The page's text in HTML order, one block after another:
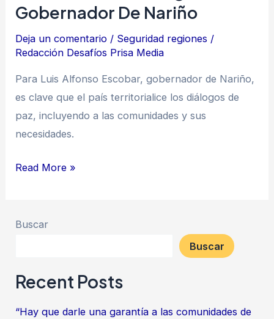
Gobernador De Nariño
Deja un comentario / Seguridad regiones /
Redacción Desafíos Prisa Media
Para Luis Alfonso Escobar, gobernador de Nariño,
es clave que el país territorialice los diálogos de
paz, incluyendo a las comunidades y sus
necesidades.
Read More »
Buscar
Buscar
Recent Posts
“Hay que darle una garantía a las comunidades de